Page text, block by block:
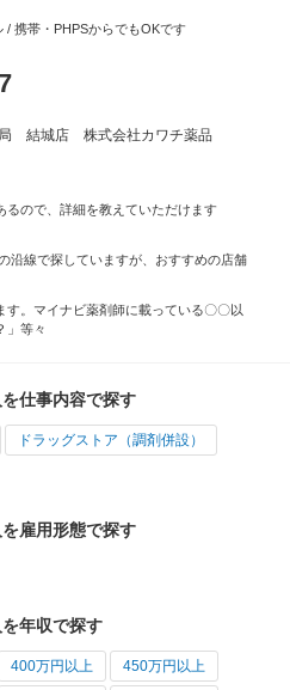
/ 携帯・PHPSからでもOKです
結城店 株式会社カワチ薬品
るので、詳細を教えていただけます
沿線で探していますが、おすすめの店舗
す。マイナビ薬剤師に載っている〇〇以
」等々
仕事内容で探す
ドラッグストア（調剤併設）
雇用形態で探す
年収で探す
400万円以上 450万円以上